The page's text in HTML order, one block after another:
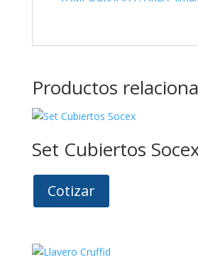
Productos
Set Cubiertos
Cotizar